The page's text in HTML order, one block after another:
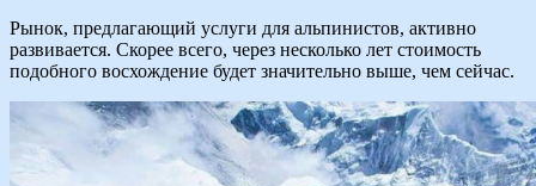
Рынок, предлагающий услуги для альпинистов, активно
развивается. Скорее всего, через несколько лет стоимость
подобного восхождение будет значительно выше, чем сейчас.